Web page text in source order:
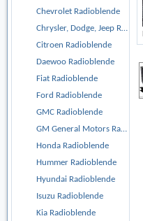
Chevrolet Radioblende
Chrysler, Dodge, Jeep Radioblende
Citroen Radioblende
Daewoo Radioblende
Fiat Radioblende
Ford Radioblende
GMC Radioblende
GM General Motors Radioblende
Honda Radioblende
Hummer Radioblende
Hyundai Radioblende
Isuzu Radioblende
Kia Radioblende